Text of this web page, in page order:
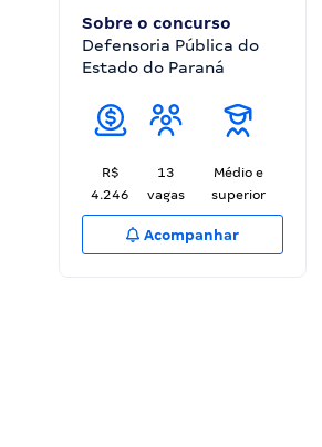
Sobre o concurso
Defensoria Pública do
Estado do Paraná
R$
4.246
13
vagas
Médio e
superior
Acompanhar